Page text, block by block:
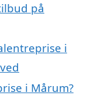
på
i
i Mårum?